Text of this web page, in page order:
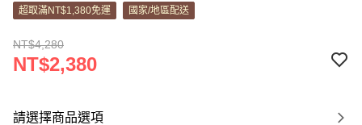
超取滿NT$1,380免運 國家/地區配送
NT$4,280
NT$2,380
請選擇商品選項